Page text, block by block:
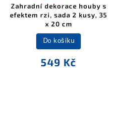
Zahradní dekorace houby s
efektem rzi, sada 2 kusy, 35
x 20 cm
549 Kč
Do košíku